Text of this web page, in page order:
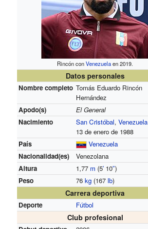
Rincón conVenezuelaen 2019.
Datos personales
Nombre completo Tomás Eduardo Rincón
Hernández
Apodo(s)
El General
Nacimiento
San Cristóbal,Venezuela
13 de enero de 1988
País
Venezuela
Nacionalidad(es)
Venezolana
Altura
1,77 m (5′ 10″)
Peso
76kg (167lb)
Carrera deportiva
Deporte Fútbol
Club profesional